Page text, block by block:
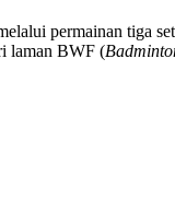
permainan tiga
laman BWF (